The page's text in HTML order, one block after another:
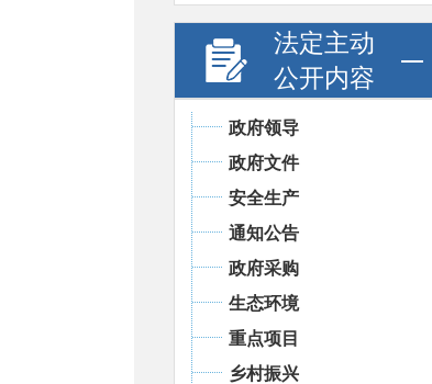
法定主动
公开内容
政府领导
政府文件
安全生产
通知公告
政府采购
生态环境
重点项目
乡村振兴